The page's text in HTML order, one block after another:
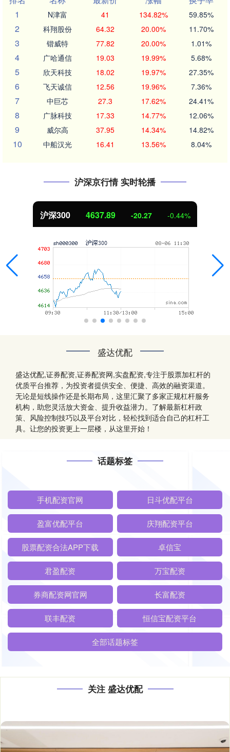
1
N津富 41 134.82% 59.85%
2 科翔股份 64.32 20.00% 11.70%
3 锴威特 77.82 20.00% 1.01%
4 广哈通信 19.03 19.99% 5.68%
5 欣天科技 18.02 19.97% 27.35%
6 飞天诚信 12.56 19.96% 7.36%
7 中巨芯 27.3 17.62% 24.41%
8 广脉科技 17.33 14.77% 12.06%
9 威尔高 37.95 14.34% 14.82%
10 中船汉光 16.41 13.56% 8.04%
沪深京行情 实时轮播
沪深300 4637.89 -20.27 -0.44%
盛达优配
盛达优配,证券配资,证券配资网,实盘配资,专注于股票加杠杆的
优质平台推荐，为投资者提供安全、便捷、高效的融资渠道。
无论是短线操作还是长期布局，这里汇聚了多家正规杠杆服务
机构，助您灵活放大资金、提升收益潜力。了解最新杠杆政
策、风险控制技巧以及平台对比，轻松找到适合自己的杠杆工
具。让您的投资更上一层楼，从这里开始！
话题标签
手机配资官网 日斗优配平台
盈富优配平台 庆翔配资平台
股票配资合法APP下载 卓信宝
君盈配资 万宝配资
券商配资网官网 长富配资
联丰配资 恒信宝配资平台
全部话题标签
关注 盛达优配